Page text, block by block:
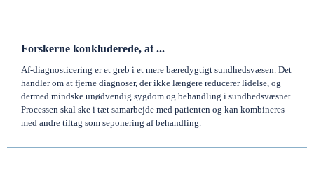
Forskerne konkluderede, at ...
Af-diagnosticering er et greb i et mere bæredygtigt sundhedsvæsen. Det
handler om at fjerne diagnoser, der ikke længere reducerer lidelse, og
dermed mindske unødvendig sygdom og behandling i sundhedsvæsnet.
Processen skal ske i tæt samarbejde med patienten og kan kombineres
med andre tiltag som seponering af behandling.